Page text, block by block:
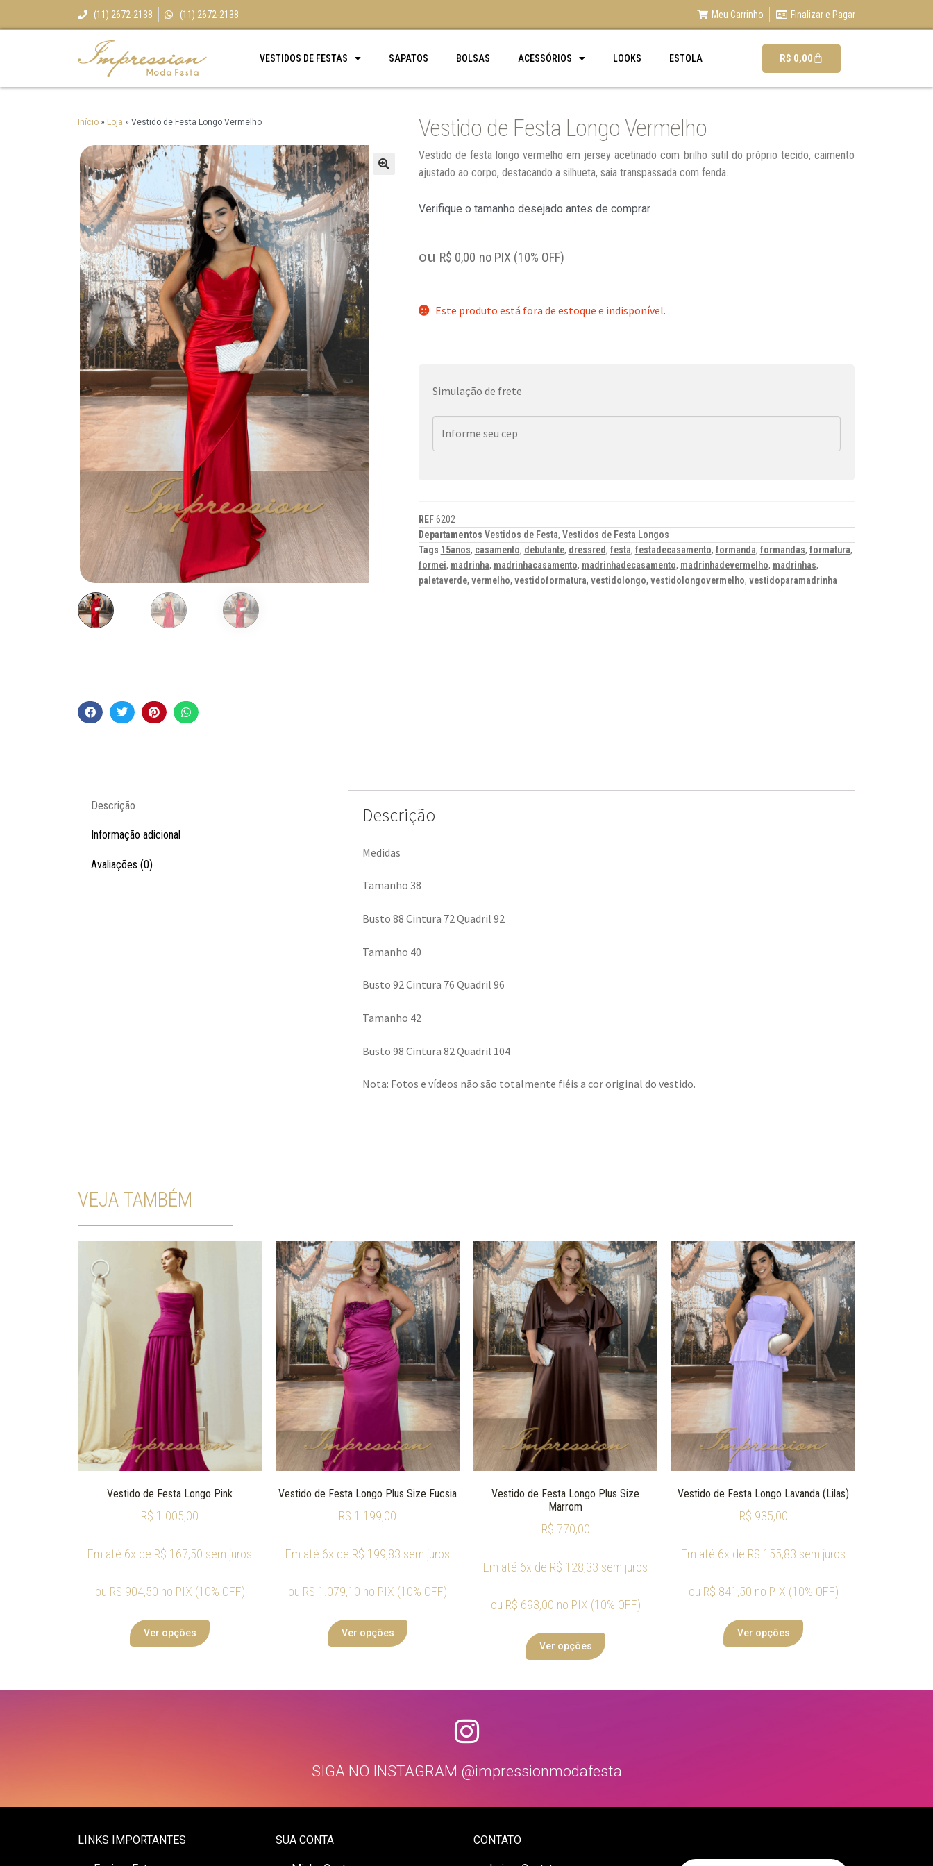
(11) 2672-2138 (11) 2672-2138 Meu Carrinho Finalizar e Pagar
VESTIDOS DE FESTAS SAPATOS BOLSAS ACESSÓRIOS LOOKS ESTOLA R$ 0,00
Início » Loja » Vestido de Festa Longo Vermelho Vestido de Festa Longo Vermelho
Vestido de festa longo vermelho em jersey acetinado com brilho sutil do próprio tecido, caimento
ajustado ao corpo, destacando a silhueta, saia transpassada com fenda.
Verifique o tamanho desejado antes de comprar
ou R$ 0,00 no PIX (10% OFF)
Este produto está fora de estoque e indisponível.
Simulação de frete
REF6202
Departamentos Vestidos de Festa, Vestidos de Festa Longos
Tags 15anos, casamento, debutante, dressred, festa, festadecasamento, formanda, formandas, formatura,
formei, madrinha, madrinhacasamento, madrinhadecasamento, madrinhadevermelho, madrinhas,
paletaverde, vermelho, vestidoformatura, vestidolongo, vestidolongovermelho, vestidoparamadrinha
Descrição
Informação adicional
Avaliações (0)
Descrição
Medidas
Tamanho 38
Busto 88 Cintura 72 Quadril 92
Tamanho 40
Busto 92 Cintura 76 Quadril 96
Tamanho 42
Busto 98 Cintura 82 Quadril 104
Nota: Fotos e vídeos não são totalmente fiéis a cor original do vestido.
VEJA TAMBÉM
Vestido de Festa Longo Pink
R$ 1.005,00
Em até 6x de R$ 167,50 sem juros
ou R$ 904,50 no PIX (10% OFF)
Ver opções
Vestido de Festa Longo Plus Size Fucsia
R$ 1.199,00
Em até 6x de R$ 199,83 sem juros
ou R$ 1.079,10 no PIX (10% OFF)
Ver opções
Vestido de Festa Longo Plus Size
Marrom
R$ 770,00
Em até 6x de R$ 128,33 sem juros
ou R$ 693,00 no PIX (10% OFF)
Ver opções
Vestido de Festa Longo Lavanda (Lilas)
R$ 935,00
Em até 6x de R$ 155,83 sem juros
ou R$ 841,50 no PIX (10% OFF)
Ver opções
SIGA NO INSTAGRAM @impressionmodafesta
LINKS IMPORTANTES SUA CONTA CONTATO